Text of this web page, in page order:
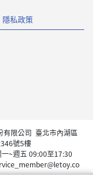
隱私政策
有限公司 臺北市內湖區
號5樓
~週五 09:00至17:30